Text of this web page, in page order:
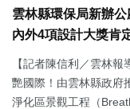
雲林縣環保局新辦
內外4項設計大獎肯
【記者陳信利／雲林
艷國際！由雲林縣政府
淨化區景觀工程（